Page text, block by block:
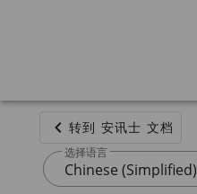
转到 安讯士 文档
选择语言
Chinese (Simplified)